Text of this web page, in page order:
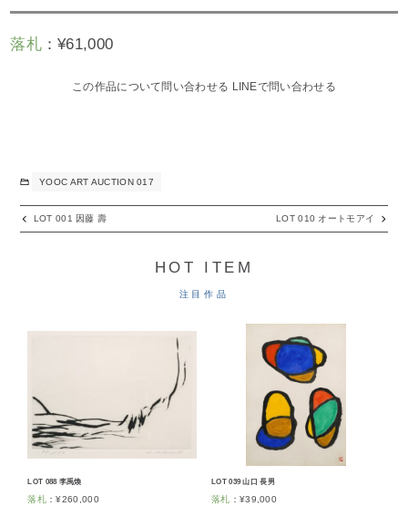
落札：¥61,000
この作品について問い合わせる LINEで問い合わせる
YOOC ART AUCTION 017
LOT 001 因藤 壽 LOT 010 オートモアイ
HOT ITEM
注目作品
LOT 088 李禹煥
落札 ：¥260,000
LOT 039 山口 長男
落札 ： ¥39,000